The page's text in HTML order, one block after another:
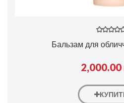
Бальзам для
2,000.00